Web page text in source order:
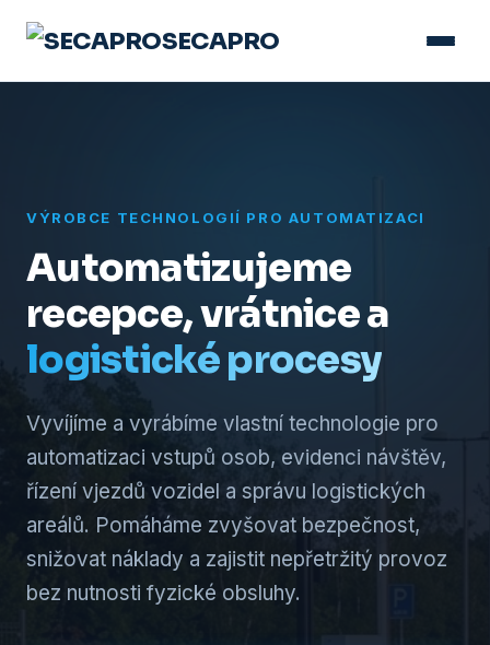
SECAPRO
VÝROBCE TECHNOLOGIÍ PRO AUTOMATIZACI
Automatizujeme
recepce, vrátnice a
logistické procesy
Vyvíjíme a vyrábíme vlastní technologie pro
automatizaci vstupů osob, evidenci návštěv,
řízení vjezdů vozidel a správu logistických
areálů. Pomáháme zvyšovat bezpečnost,
snižovat náklady a zajistit nepřetržitý provoz
bez nutnosti fyzické obsluhy.